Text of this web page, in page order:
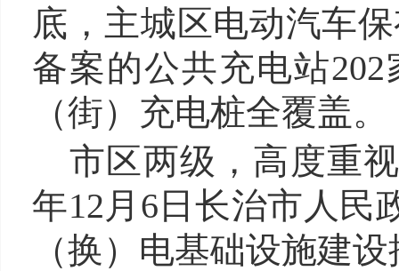
底，主城区电动汽车
备案的公共充电站
（街）充电桩全覆盖。
市区两级，高度重
年12月6日长治市人民
（换）电基础设施建